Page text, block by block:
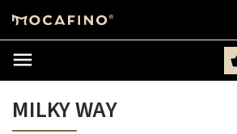
Chercher
MILKY WAY